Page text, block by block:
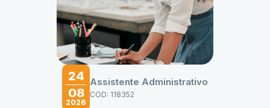
24
08
2026
Assistente Administrativo
COD: 118352